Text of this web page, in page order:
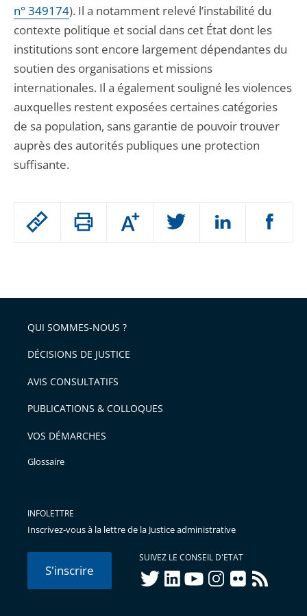
Passer
arriver
après
Augmenter
ou
l'article
pour
avant
n° 349174). Il a notamment relevé l’instabilité du
contexte politique et social dans cet État dont les
institutions sont encore largement dépendantes du
soutien des organisations et missions
internationales. Il a également souligné les violences
auxquelles restent exposées certaines catégories
de sa population, sans garantie de pouvoir trouver
auprès des autorités publiques une protection
suffisante.
QUI SOMMES-NOUS ?
DÉCISIONS DE JUSTICE
AVIS CONSULTATIFS
PUBLICATIONS & COLLOQUES
VOS DÉMARCHES
Glossaire
INFOLETTRE
Inscrivez-vous à la lettre de la Justice administrative
S'inscrire
SUIVEZ LE CONSEIL D'ETAT
twitterlinkedInyoutubeinstagram
flickr rss